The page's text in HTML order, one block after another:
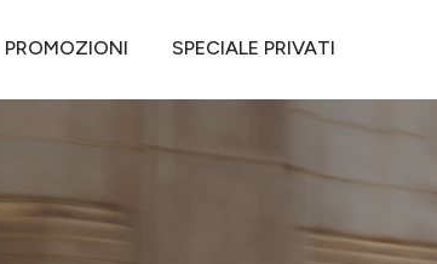
PROMOZIONI SPECIALE PRIVATI
Corolla Cross TOYOTA COROLLA CROSS HYBRID 140 FWD